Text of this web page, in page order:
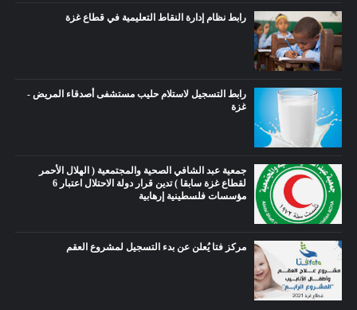
رابط نظام إدارة النقاط التعليمية في قطاع غزة
رابط التسجيل لاستلام حليب مستشفى أصدقاء المريض -
غزة
جمعية عبد الشافي الصحية والمجتمعية ( الهلال الأحمر
لقطاع غزة سابقا ) تدين قرار دولة الاحتلال اعتبار 6
مؤسسات فلسطينية إرهابية
مركز فتا يُعلن عن بدء التسجيل لمشروع العقم